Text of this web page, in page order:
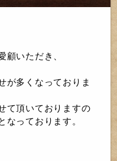
顧いただき、
が多くなっておりま
て頂いておりますの
なっております。